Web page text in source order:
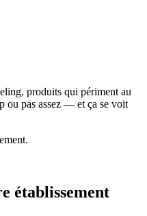
produits qui périment au
ou pas assez — et ça se voit
établissement